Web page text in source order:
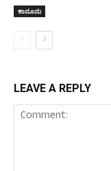
ಕಾನೂನು
LEAVE A REPLY